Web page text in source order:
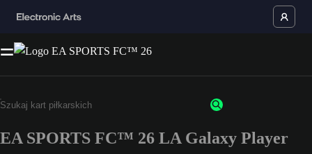
EA SPORTS FC™ 26 LA Galaxy Player